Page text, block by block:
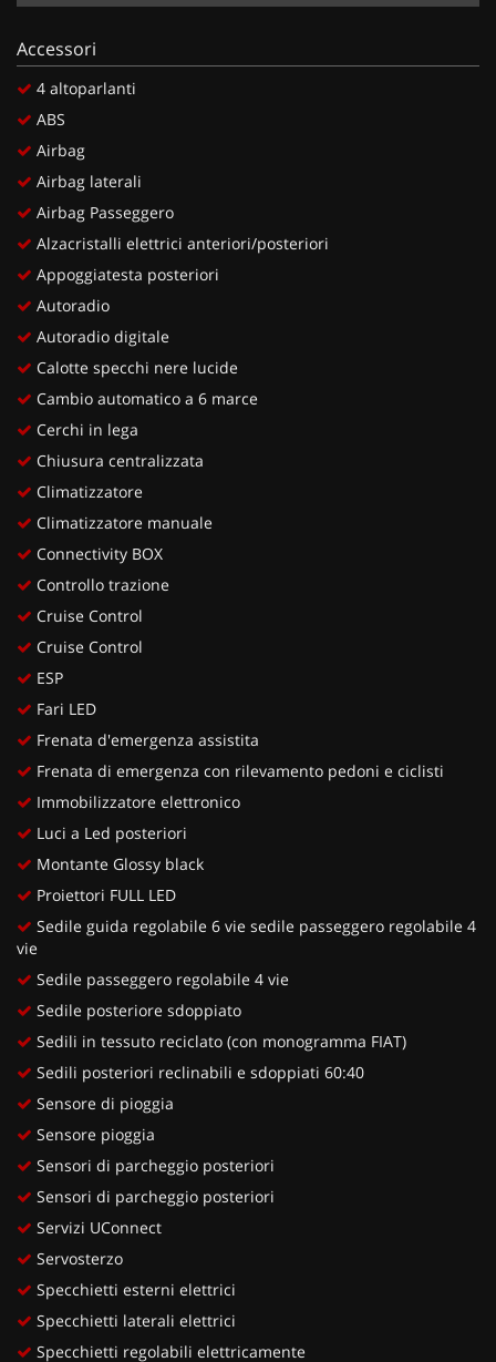
Accessori
4 altoparlanti
ABS
Airbag
Airbag laterali
Airbag Passeggero
Alzacristalli elettrici anteriori/posteriori
Appoggiatesta posteriori
Autoradio
Autoradio digitale
Calotte specchi nere lucide
Cambio automatico a 6 marce
Cerchi in lega
Chiusura centralizzata
Climatizzatore
Climatizzatore manuale
Connectivity BOX
Controllo trazione
Cruise Control
Cruise Control
ESP
Fari LED
Frenata d'emergenza assistita
Frenata di emergenza con rilevamento pedoni e ciclisti
Immobilizzatore elettronico
Luci a Led posteriori
Montante Glossy black
Proiettori FULL LED
Sedile guida regolabile 6 vie sedile passeggero regolabile 4
vie
Sedile passeggero regolabile 4 vie
Sedile posteriore sdoppiato
Sedili in tessuto reciclato (con monogramma FIAT)
Sedili posteriori reclinabili e sdoppiati 60:40
Sensore di pioggia
Sensore pioggia
Sensori di parcheggio posteriori
Sensori di parcheggio posteriori
Servizi UConnect
Servosterzo
Specchietti esterni elettrici
Specchietti laterali elettrici
Specchietti regolabili elettricamente